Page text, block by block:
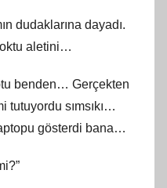
dudaklarına dayadı.
aletini…
benden… Gerçekten
tutuyordu sımsıkı…
gösterdi bana…